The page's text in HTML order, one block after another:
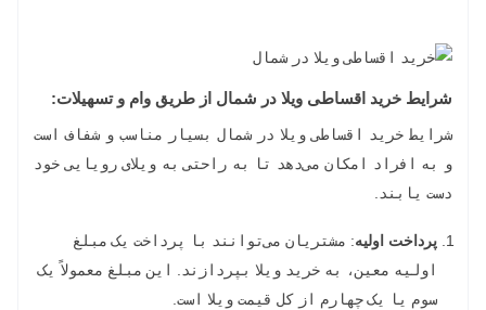
شرایط خرید اقساطی ویلا در شمال از طریق وام و تسهیلات:
شرایط خرید اقساطی ویلا در شمال بسیار مناسب و شفاف است
و به افراد امکان می‌دهد تا به راحتی به ویلای رویایی خود
دست یابند.
پرداخت اولیه: مشتریان می‌توانند با پرداخت یک مبلغ
اولیه معین، به خرید ویلا بپردازند. این مبلغ معمولاً یک
سوم یا یک چهارم از کل قیمت ویلا است.